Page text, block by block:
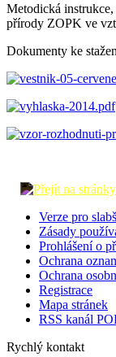
Metodická
přírody ZOPK ve
Dokumenty ke
Verze pro
Zásady
Prohlášení o
Ochrana
Ochrana
Registrace
Mapa stránek
RSS kanál
Rychlý kontakt